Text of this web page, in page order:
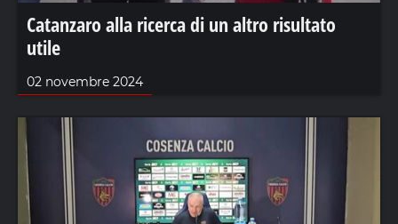
Catanzaro alla ricerca di un altro risultato
utile
02 novembre 2024